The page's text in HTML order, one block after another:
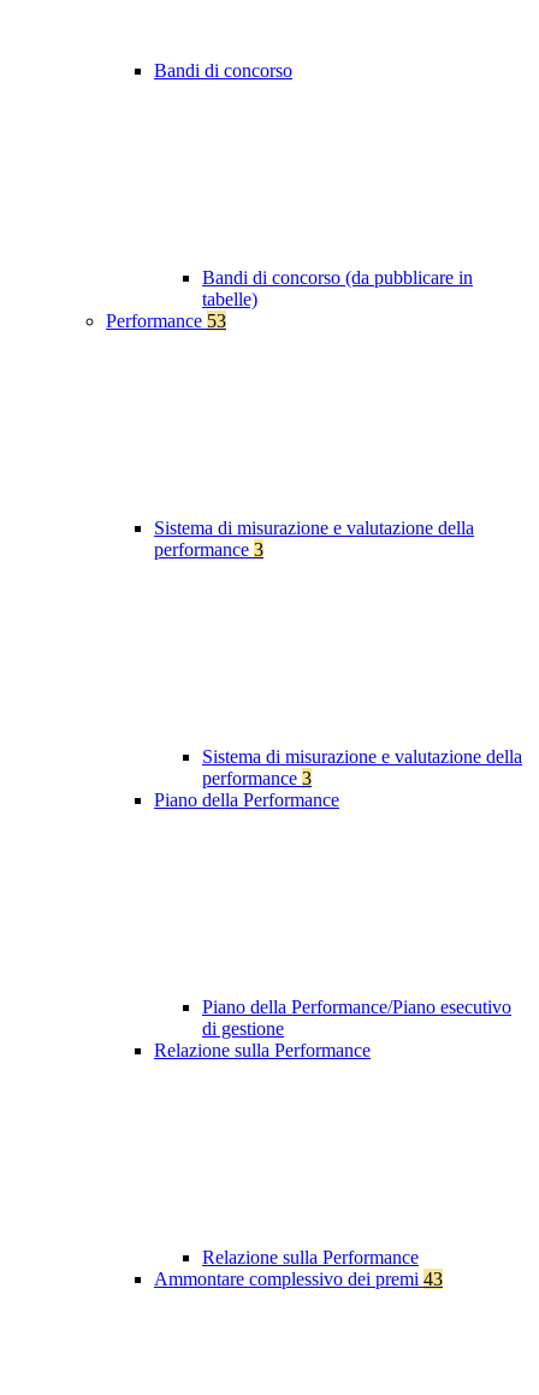
Bandi di concorso
Bandi di concorso (da pubblicare in
tabelle)
Performance 53
Sistema di misurazione e valutazione della
performance 3
Sistema di misurazione e valutazione della
performance 3
Piano della Performance
Piano della Performance/Piano esecutivo
di gestione
Relazione sulla Performance
Relazione sulla Performance
Ammontare complessivo dei premi 43